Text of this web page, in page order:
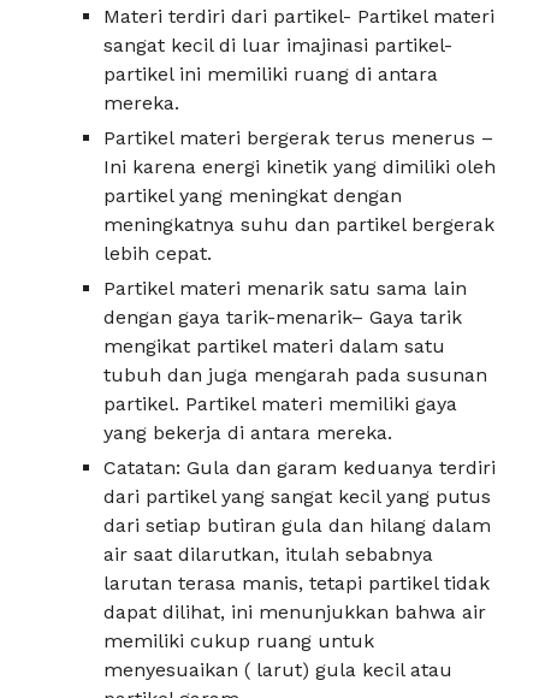
Materi terdiri dari partikel- Partikel materi
sangat kecil di luar imajinasi partikel-
partikel ini memiliki ruang di antara
mereka.
Partikel materi bergerak terus menerus –
Ini karena energi kinetik yang dimiliki oleh
partikel yang meningkat dengan
meningkatnya suhu dan partikel bergerak
lebih cepat.
Partikel materi menarik satu sama lain
dengan gaya tarik-menarik– Gaya tarik
mengikat partikel materi dalam satu
tubuh dan juga mengarah pada susunan
partikel. Partikel materi memiliki gaya
yang bekerja di antara mereka.
Catatan: Gula dan garam keduanya terdiri
dari partikel yang sangat kecil yang putus
dari setiap butiran gula dan hilang dalam
air saat dilarutkan, itulah sebabnya
larutan terasa manis, tetapi partikel tidak
dapat dilihat, ini menunjukkan bahwa air
memiliki cukup ruang untuk
menyesuaikan ( larut) gula kecil atau